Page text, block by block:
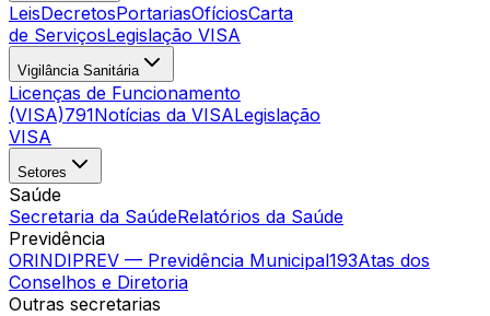
LeisDecretosPortariasOfíciosCarta
de ServiçosLegislação VISA
Vigilância Sanitária
Licenças de Funcionamento
(VISA)791Notícias da VISALegislação
VISA
Setores
Saúde
Secretaria da SaúdeRelatórios da Saúde
Previdência
ORINDIPREV — Previdência Municipal193Atas dos
Conselhos e Diretoria
Outras secretarias